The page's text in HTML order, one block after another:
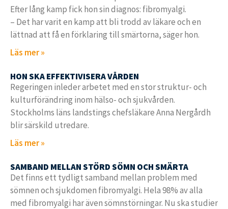
Efter lång kamp fick hon sin diagnos: fibromyalgi.
– Det har varit en kamp att bli trodd av läkare och en
lättnad att få en förklaring till smärtorna, säger hon.
Läs mer »
HON SKA EFFEKTIVISERA VÅRDEN
Regeringen inleder arbetet med en stor struktur- och
kulturförändring inom hälso- och sjukvården.
Stockholms läns landstings chefsläkare Anna Nergårdh
blir särskild utredare.
Läs mer »
SAMBAND MELLAN STÖRD SÖMN OCH SMÄRTA
Det finns ett tydligt samband mellan problem med
sömnen och sjukdomen fibromyalgi. Hela 98% av alla
med fibromyalgi har även sömnstörningar. Nu ska studier